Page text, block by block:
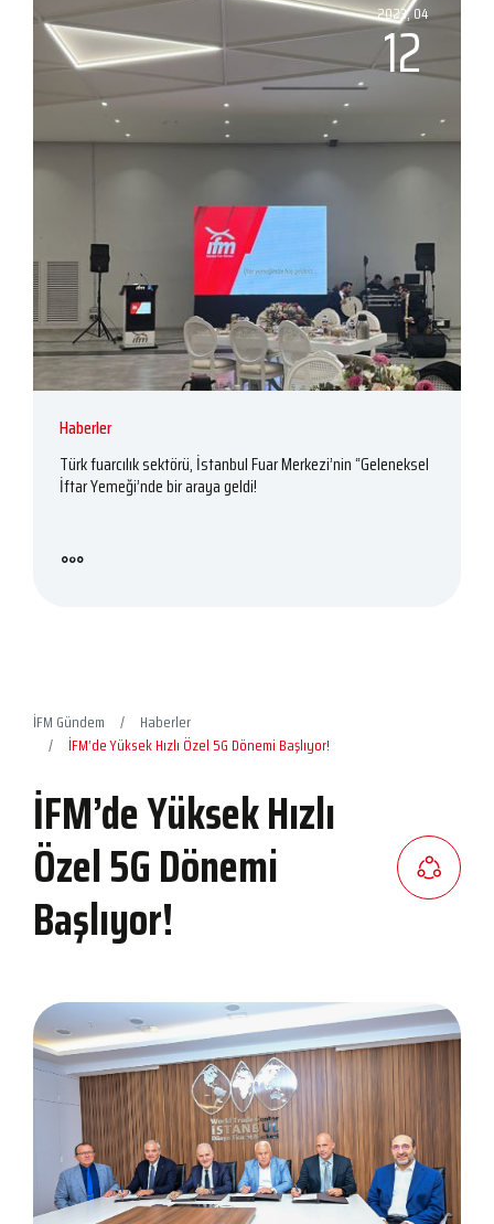
2023, 04
12
Haberler
Türk fuarcılık sektörü, İstanbul Fuar Merkezi’nin “Geleneksel
İftar Yemeği’nde bir araya geldi!
İFM Gündem
Haberler
İFM’de Yüksek Hızlı Özel 5G Dönemi Başlıyor!
İFM’de Yüksek Hızlı
Özel 5G Dönemi
Başlıyor!